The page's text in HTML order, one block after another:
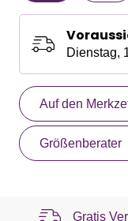
Dienstag,
Auf den
Größenberater
Gratis